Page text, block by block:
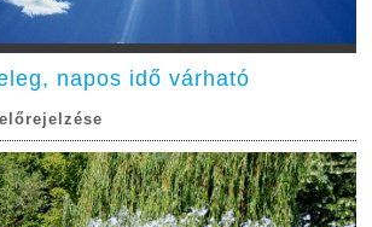
napos idő várható